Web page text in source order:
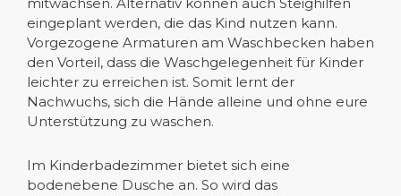
eingeplant werden, die das Kind nutzen kann.
Vorgezogene Armaturen am Waschbecken haben
den Vorteil, dass die Waschgelegenheit für Kinder
leichter zu erreichen ist. Somit lernt der
Nachwuchs, sich die Hände alleine und ohne eure
Unterstützung zu waschen.
Im Kinderbadezimmer bietet sich eine
bodenebene Dusche an. So wird das